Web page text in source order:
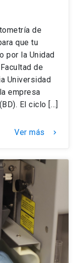
de
que tu
por la Unidad
de
Universidad
empresa
El ciclo […]
Ver más keyboard_arrow_right